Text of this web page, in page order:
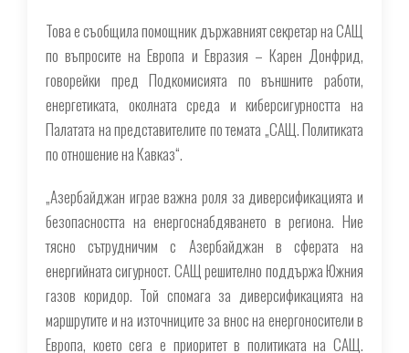
Това е съобщила помощник държавният секретар на САЩ
по въпросите на Европа и Евразия – Карен Донфрид,
говорейки пред Подкомисията по външните работи,
енергетиката, околната среда и киберсигурността на
Палатата на представителите по темата „САЩ. Политиката
по отношение на Кавказ“.
„Азербайджан играе важна роля за диверсификацията и
безопасността на енергоснабдяването в региона. Ние
тясно сътрудничим с Азербайджан в сферата на
енергийната сигурност. САЩ решително поддържа Южния
газов коридор. Той спомага за диверсификацията на
маршрутите и на източниците за внос на енергоносители в
Европа, което сега е приоритет в политиката на САЩ.